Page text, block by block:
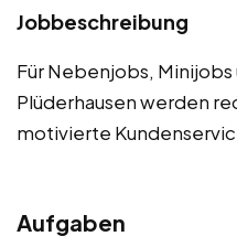
Jobbeschreibung
Für Nebenjobs,
Plüderhausen werden
motivierte
Aufgaben